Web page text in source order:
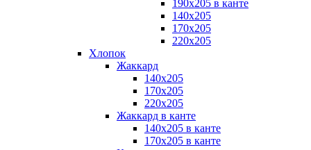
190х205 в канте
140х205
170х205
220х205
Хлопок
Жаккард
140x205
170х205
220х205
Жаккард в канте
140х205 в канте
170х205 в канте